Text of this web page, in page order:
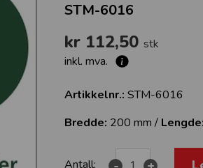
STM-6016
kr 112,50stk
inkl. mva.
Artikkelnr.: STM-6016
Bredde: 200 mm / Lengde:
Antall: